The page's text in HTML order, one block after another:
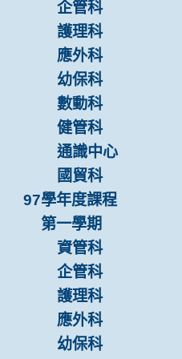
企管科
護理科
應外科
幼保科
數動科
健管科
通識中心
國貿科
97學年度課程
第一學期
資管科
企管科
護理科
應外科
幼保科